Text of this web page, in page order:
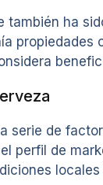
ha
serie de
perfil de